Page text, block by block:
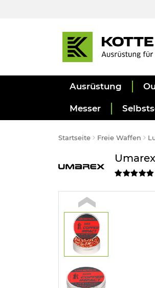
Ausrüstung
Messer
Startseite Freie Waffen